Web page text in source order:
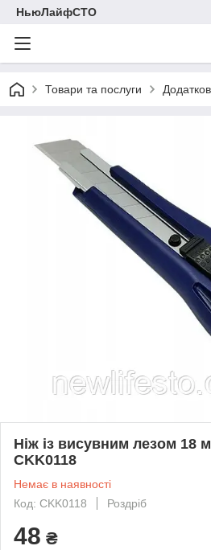
НьюЛайфСТО
Товари та послуги
Ніж із висувним лезом
CKK0118
Немає в наявності
Код: CKK0118
Роздріб
48 ₴